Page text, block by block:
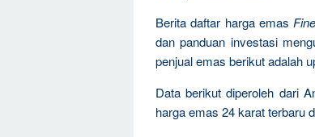
Berita daftar harga emas
dan panduan investasi
penjual emas berikut adalah
Data berikut diperoleh dari
harga emas 24 karat terbaru